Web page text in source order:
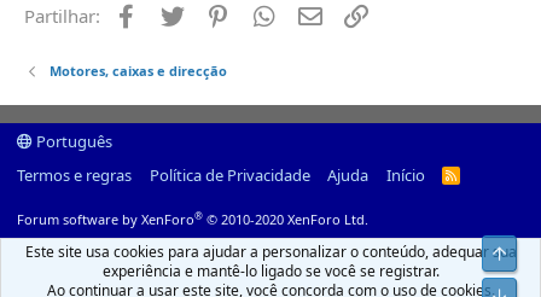
Partilhar: Facebook
Twitter PinterestWhatsapp
Email
Motores, caixas e direcção
Português
Termos e regras
Política de Privacidade Ajuda Início
R
Forum software by XenForo® © 2010-2020 XenForo Ltd.
Este site usa cookies para ajudar a personalizar o conteúdo, adequar sua
experiência e mantê-lo ligado se você se registrar.
Ao continuar a usar este site, você concorda com o uso de cookies.
Top